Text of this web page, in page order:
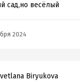
сад,но весёлый
2024
Biryukova